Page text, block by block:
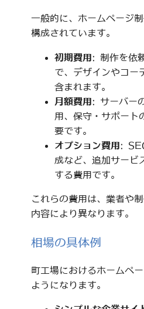
一般的に、ホームページ
構成されています。
初期費用: 制作を依
で、デザインやコー
含まれます。
月額費用: サーバー
用、保守・サポート
要です。
オプション費用:
成など、追加サービ
する費用です。
これらの費用は、業者や
内容により異なります。
相場の具体例
町工場におけるホームペ
ようになります。